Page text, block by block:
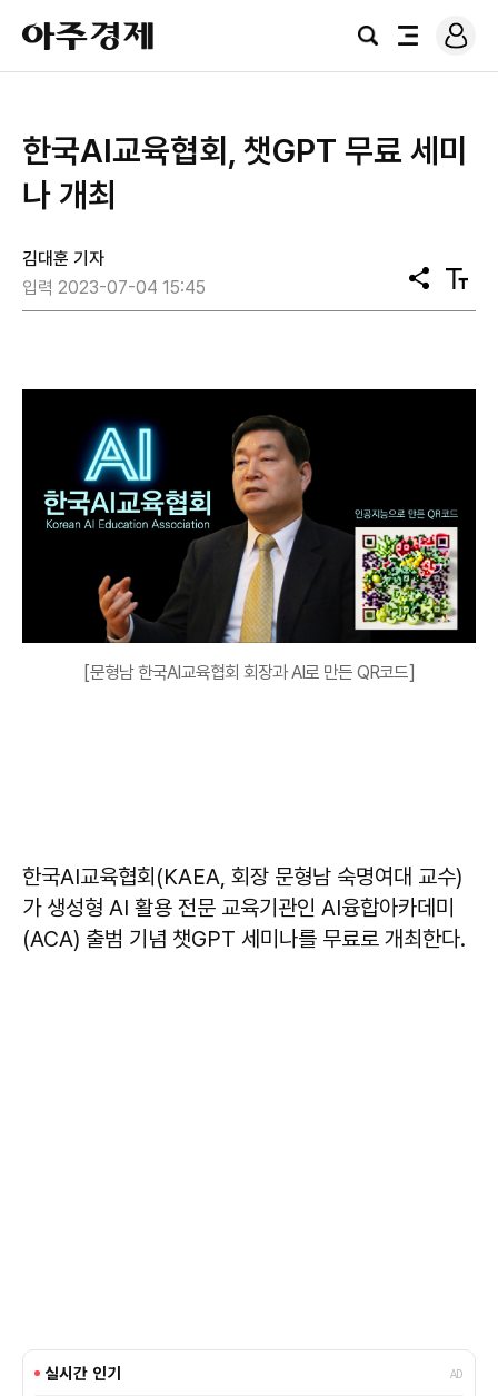
아
주
경
검
전
로
그
한국AI교육협회, 챗GPT 무료 세미
나 개최
김대훈 기자
입력 2023-07-04 15:45
공
유
텍
스
[문형남 한국AI교육협회 회장과 AI로 만든 QR코드]
한국AI교육협회(KAEA, 회장 문형남 숙명여대 교수)
가 생성형 AI 활용 전문 교육기관인 AI융합아카데미
(ACA) 출범 기념 챗GPT 세미나를 무료로 개최한다.